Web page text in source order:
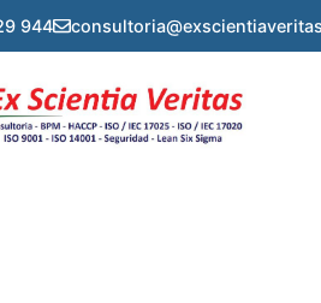
944